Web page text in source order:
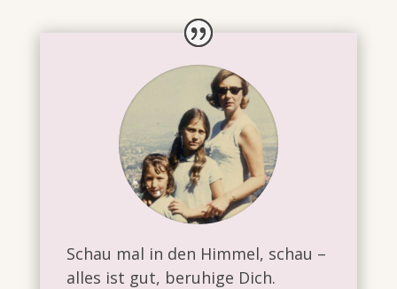
Schau mal in den Himmel, schau –
alles ist gut, beruhige Dich.